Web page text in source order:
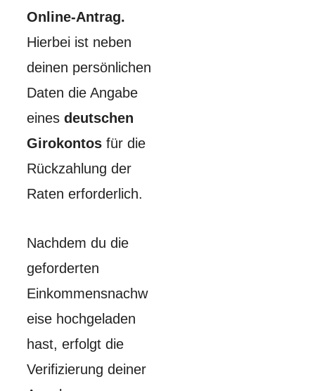
Online-Antrag.
Hierbei ist neben
deinen persönlichen
Daten die Angabe
eines deutschen
Girokontos für die
Rückzahlung der
Raten erforderlich.
Nachdem du die
geforderten
Einkommensnachw
eise hochgeladen
hast, erfolgt die
Verifizierung deiner